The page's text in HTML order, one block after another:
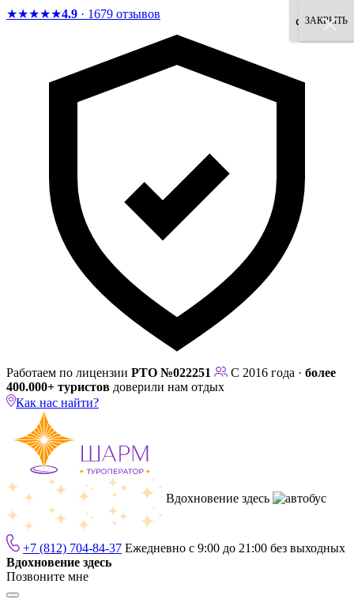
★★★★★4.9 · 1679 отзывов
Работаем по лицензии РТО №022251 С 2016 года · более
400.000+ туристов доверили нам отдых
Как нас найти?
Вдохновение здесь
+7 (812) 704-84-37 Ежедневно с 9:00 до 21:00 без выходных
Вдохновение здесь
Позвоните мне
×
×
×
×
согласен
×
×
ЗАКРЫТЬ
×
×